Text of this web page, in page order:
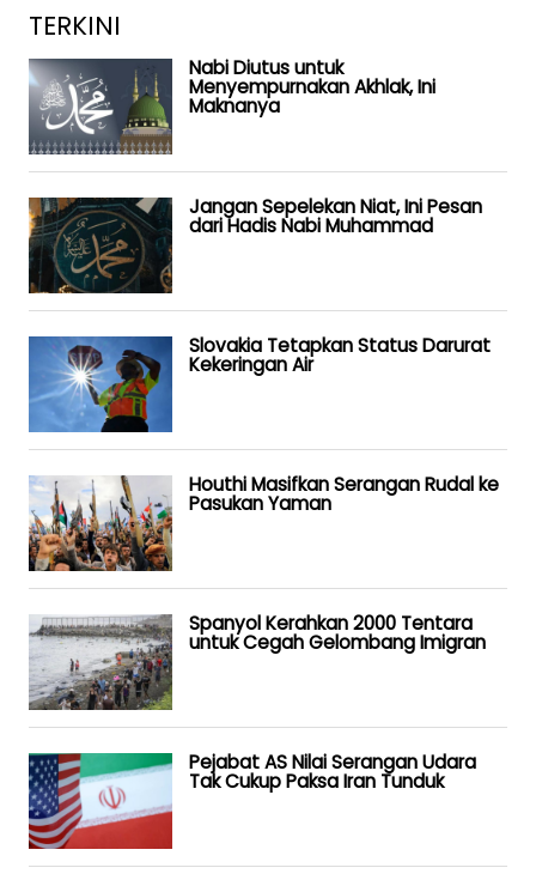
TERKINI
Nabi Diutus untuk
Menyempurnakan Akhlak, Ini
Maknanya
Jangan Sepelekan Niat, Ini Pesan
dari Hadis Nabi Muhammad
Slovakia Tetapkan Status Darurat
Kekeringan Air
Houthi Masifkan Serangan Rudal ke
Pasukan Yaman
Spanyol Kerahkan 2000 Tentara
untuk Cegah Gelombang Imigran
Pejabat AS Nilai Serangan Udara
Tak Cukup Paksa Iran Tunduk